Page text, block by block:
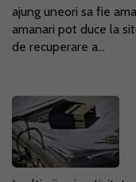
ajung uneori sa fie
amanari pot duce la
de recuperare a...